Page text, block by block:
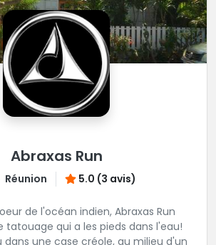
Abraxas Run
Réunion 5.0 (3 avis)
de l'océan indien, Abraxas Run
tatouage qui a les pieds dans l'eau!
dans une case créole, au milieu d'un